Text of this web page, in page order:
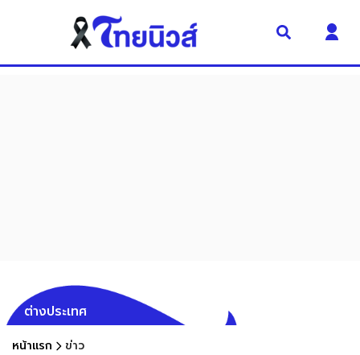
ต่างประเทศ
หน้าแรก ข่าว